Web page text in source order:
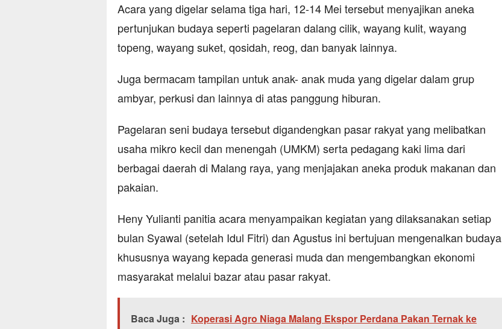
Acara yang digelar selama tiga hari, 12-14 Mei tersebut menyajikan aneka
pertunjukan budaya seperti pagelaran dalang cilik, wayang kulit, wayang
topeng, wayang suket, qosidah, reog, dan banyak lainnya.
Juga bermacam tampilan untuk anak- anak muda yang digelar dalam grup
ambyar, perkusi dan lainnya di atas panggung hiburan.
Pagelaran seni budaya tersebut digandengkan pasar rakyat yang melibatkan
usaha mikro kecil dan menengah (UMKM) serta pedagang kaki lima dari
berbagai daerah di Malang raya, yang menjajakan aneka produk makanan dan
pakaian.
Heny Yulianti panitia acara menyampaikan kegiatan yang dilaksanakan setiap
bulan Syawal (setelah Idul Fitri) dan Agustus ini bertujuan mengenalkan budaya
khususnya wayang kepada generasi muda dan mengembangkan ekonomi
masyarakat melalui bazar atau pasar rakyat.
Baca Juga : Koperasi Agro Niaga Malang Ekspor Perdana Pakan Ternak ke